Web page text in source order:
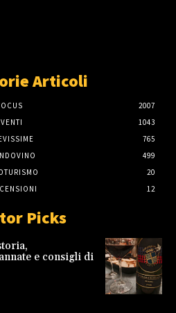
Articoli
2007
1043
765
499
20
12
Picks
e consigli di